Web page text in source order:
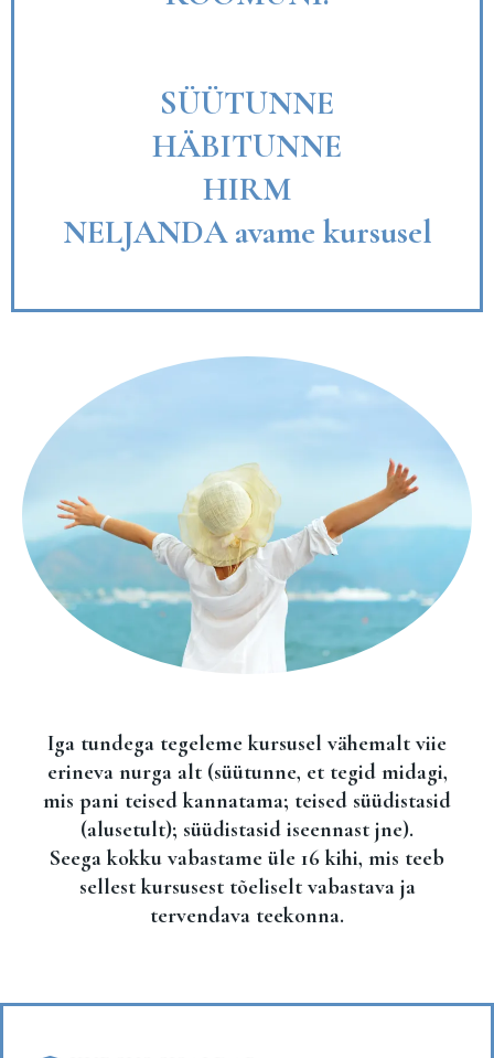
SÜÜTUNNE
HÄBITUNNE
HIRM
NELJANDA avame kursusel
Iga tundega tegeleme kursusel vähemalt viie
erineva nurga alt (süütunne, et tegid midagi,
mis pani teised kannatama; teised süüdistasid
(alusetult); süüdistasid iseennast jne).
Seega kokku vabastame üle 16 kihi, mis teeb
sellest kursusest tõeliselt vabastava ja
tervendava teekonna.